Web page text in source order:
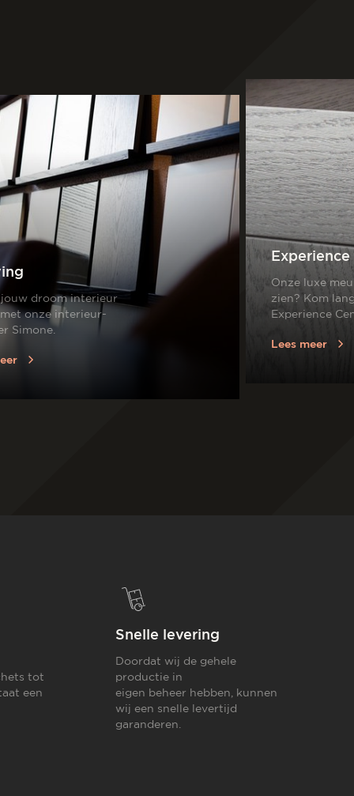
jouw droom interieur
met onze interieur-
Simone.
Experience
Onze luxe
zien? Kom
Experience
Lees meer
tot
een
Snelle levering
Doordat wij de gehele
productie in
eigen beheer hebben, kunnen
wij een snelle levertijd
garanderen.